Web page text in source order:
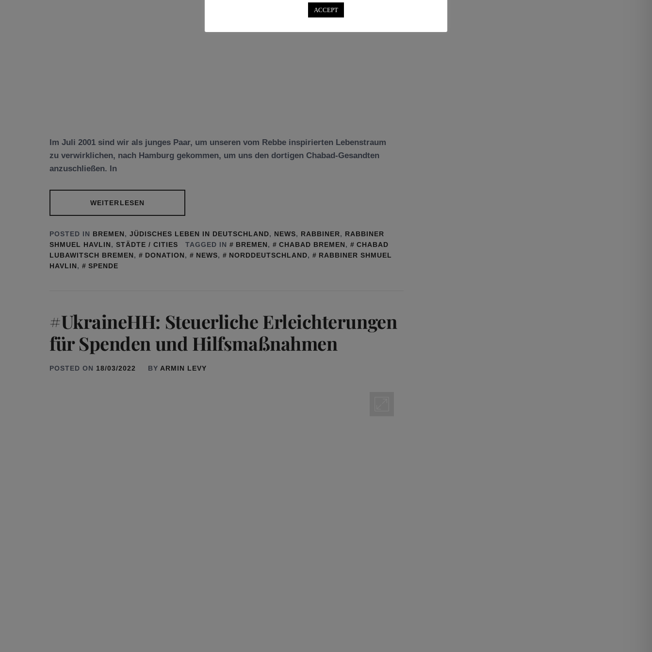
Im Juli 2001 sind wir als junges Paar, um unseren vom Rebbe inspirierten Lebenstraum
zu verwirklichen, nach Hamburg gekommen, um uns den dortigen Chabad-Gesandten
anzuschließen. In
WEITERLESEN
POSTED IN BREMEN, JÜDISCHES LEBEN IN DEUTSCHLAND, NEWS, RABBINER, RABBINER
SHMUEL HAVLIN, STÄDTE / CITIES TAGGED IN BREMEN, CHABAD BREMEN,
CHABAD
LUBAWITSCH BREMEN, DONATION, NEWS, NORDDEUTSCHLAND,
RABBINER SHMUEL
HAVLIN, SPENDE
#UkraineHH: Steuerliche Erleichterungen
für Spenden und Hilfsmaßnahmen
POSTED ON 18/03/2022 BY ARMIN LEVY
ACCEPT